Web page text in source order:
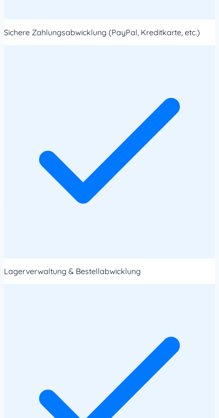
Sichere Zahlungsabwicklung (PayPal, Kreditkarte, etc.)
Lagerverwaltung & Bestellabwicklung